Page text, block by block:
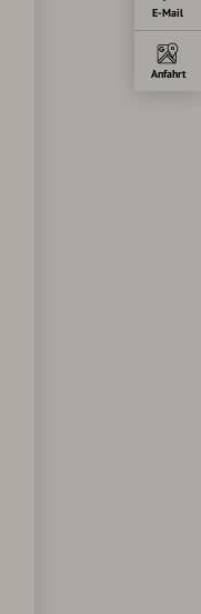
E-Mail
Anfahrt